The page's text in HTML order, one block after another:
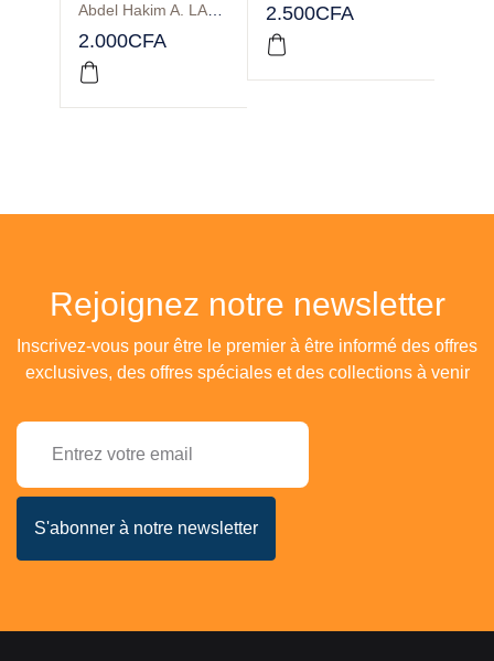
2.000CFA
2.500CFA
Rejoignez notre newsletter
Inscrivez-vous pour être le premier à être informé des offres
exclusives, des offres spéciales et des collections à venir